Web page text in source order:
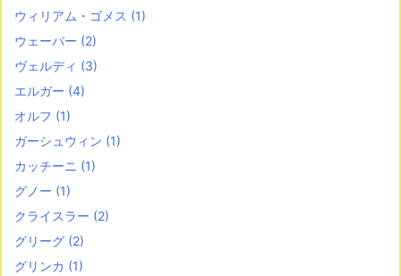
ウィリアム・ゴメス (1)
ウェーバー (2)
ヴェルディ (3)
エルガー (4)
オルフ (1)
ガーシュウィン (1)
カッチーニ (1)
グノー (1)
クライスラー (2)
グリーグ (2)
グリンカ (1)